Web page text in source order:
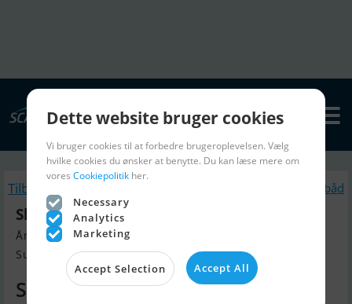
Tilbage Lignende Motorbåd
Skræddersy Din Personlige Quicksilver
Årgang 2025, Motorbåd til salg
Sunds, Danmark
Spørg efter pris
Dette website bruger cookies
Vi bruger cookies til at forbedre brugeroplevelsen. Vælg
hvilke cookies du ønsker at benytte. Du kan læse mere om
vores Cookiepolitik her.
Necessary
Analytics
Marketing
Accept Selection Accept All